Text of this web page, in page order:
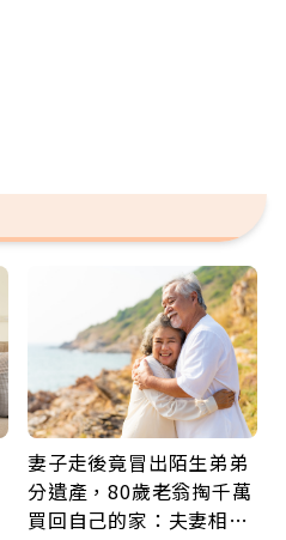
妻子走後竟冒出陌生弟弟
分遺產，80歲老翁掏千萬
買回自己的家：夫妻相守